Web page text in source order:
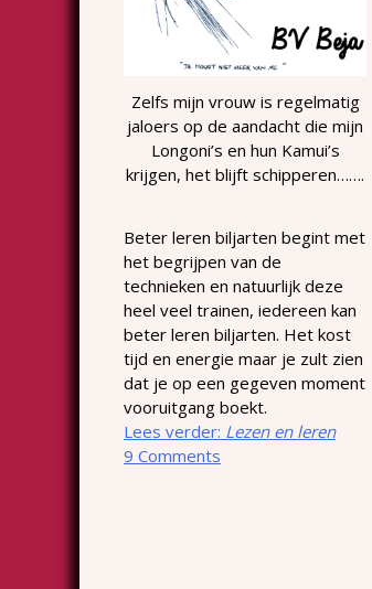
Zelfs mijn vrouw is regelmatig
jaloers op de aandacht die mijn
Longoni’s en hun Kamui’s
krijgen, het blijft schipperen…….
Beter leren biljarten begint met
het begrijpen van de
technieken en natuurlijk deze
heel veel trainen, iedereen kan
beter leren biljarten. Het kost
tijd en energie maar je zult zien
dat je op een gegeven moment
vooruitgang boekt.
Lees verder: Lezen en leren
9 Comments